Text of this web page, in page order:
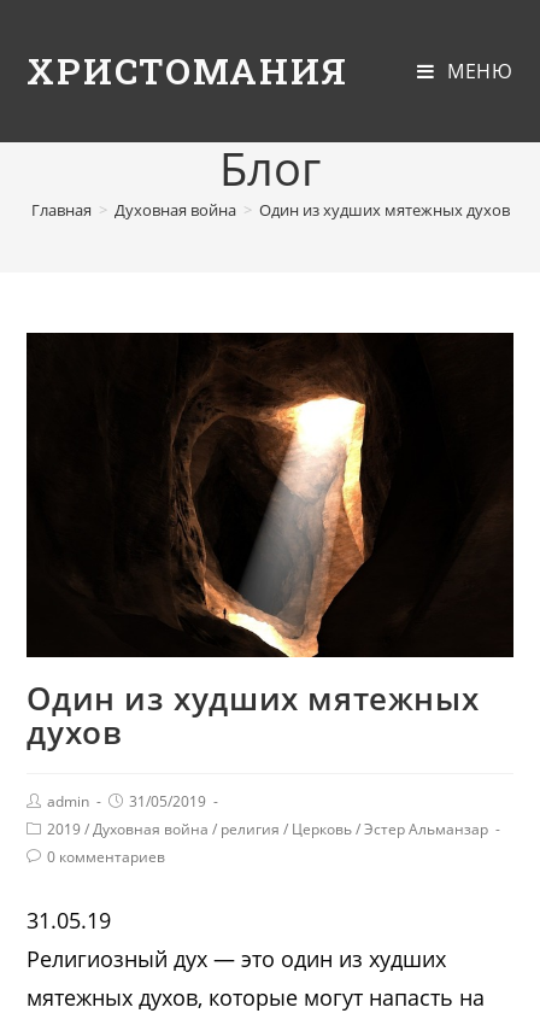
ХРИСТОМАНИЯ МЕНЮ
Блог
Главная > Духовная война > Один из худших мятежных духов
Один из худших мятежных
духов
admin
31/05/2019
2019 / Духовная война / религия / Церковь / Эстер Альманзар
0 комментариев
31.05.19
Религиозный дух — это один из худших
мятежных духов, которые могут напасть на